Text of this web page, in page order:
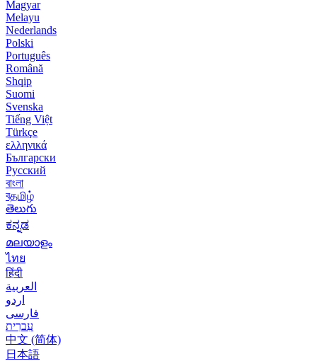
Magyar
Melayu
Nederlands
Polski
Português
Română
Shqip
Suomi
Svenska
Tiếng Việt
Türkçe
ελληνικά
Български
Русский
বাংলা
বதமிழ்
తెలుగు
ಕನ್ನಡ
മലയാളം
ไทย
हिंदी
العربية
اردو
فارسی
עִברִית
中文 (简体)
日本語